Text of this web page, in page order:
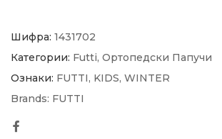
Шифра: 1431702
Категории: Futti, Ортопедски Папучи
Ознаки: FUTTI, KIDS, WINTER
Brands: FUTTI